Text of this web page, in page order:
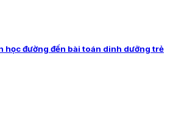
học đường đến bài toán dinh dưỡng trẻ